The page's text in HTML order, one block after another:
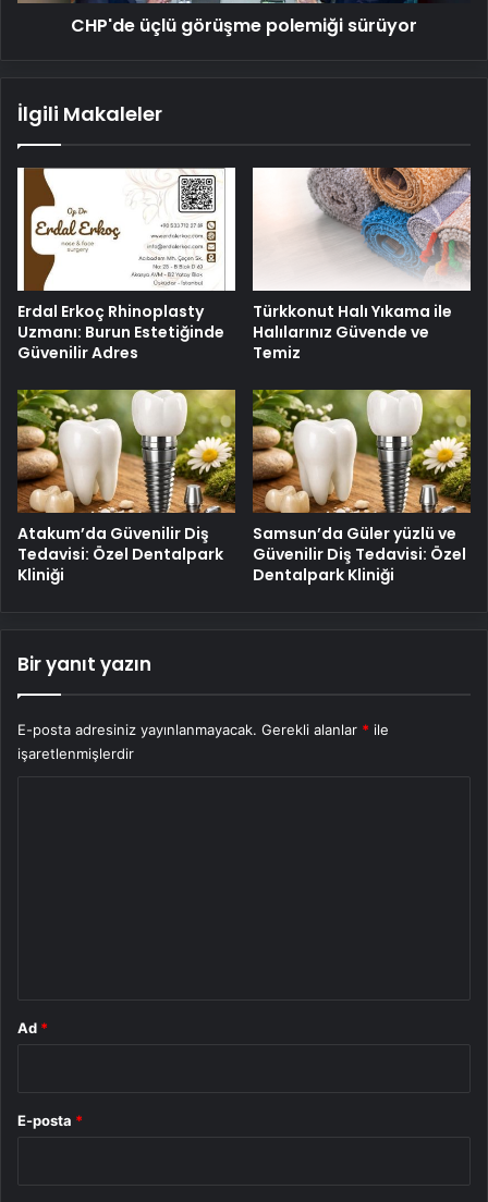
CHP'de üçlü görüşme polemiği sürüyor
İlgili Makaleler
Erdal Erkoç Rhinoplasty
Uzmanı: Burun Estetiğinde
Güvenilir Adres
Türkkonut Halı Yıkama ile
Halılarınız Güvende ve
Temiz
Atakum’da Güvenilir Diş
Tedavisi: Özel Dentalpark
Kliniği
Samsun’da Güler yüzlü ve
Güvenilir Diş Tedavisi: Özel
Dentalpark Kliniği
Bir yanıt yazın
E-posta adresiniz yayınlanmayacak. Gerekli alanlar * ile
işaretlenmişlerdir
Ad *
E-posta *